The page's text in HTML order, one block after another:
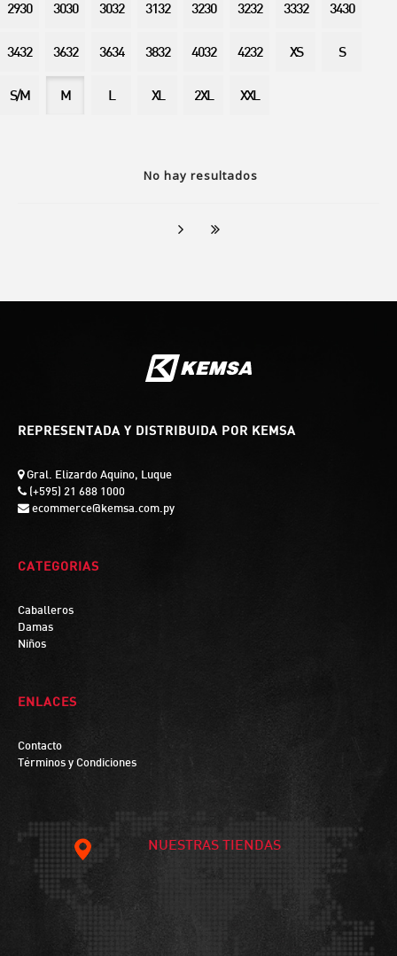
No hay resultados
2930 3030 3032 3132 3230 3232 3332 3430
3432 3632 3634 3832 4032 4232 XS S
S/M M L XL 2XL XXL
REPRESENTADA Y DISTRIBUIDA POR KEMSA
Gral. Elizardo Aquino, Luque
(+595) 21 688 1000
ecommerce@kemsa.com.py
CATEGORIAS
Caballeros
Damas
Niños
ENLACES
Contacto
Términos y Condiciones
NUESTRAS TIENDAS